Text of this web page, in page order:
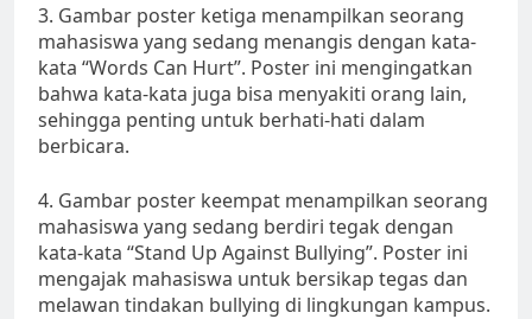
3. Gambar poster ketiga menampilkan seorang
mahasiswa yang sedang menangis dengan kata-
kata “Words Can Hurt”. Poster ini mengingatkan
bahwa kata-kata juga bisa menyakiti orang lain,
sehingga penting untuk berhati-hati dalam
berbicara.
4. Gambar poster keempat menampilkan seorang
mahasiswa yang sedang berdiri tegak dengan
kata-kata “Stand Up Against Bullying”. Poster ini
mengajak mahasiswa untuk bersikap tegas dan
melawan tindakan bullying di lingkungan kampus.